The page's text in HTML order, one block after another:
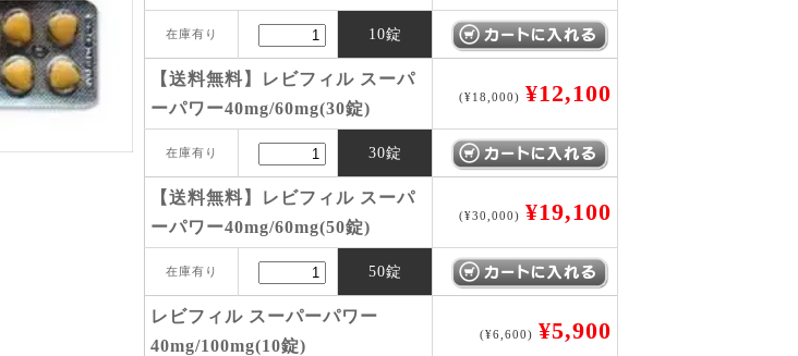
在庫有り 10錠
【送料無料】レビフィル スーパ
ーパワー40mg/60mg(30錠)
(¥18,000) ¥12,100
在庫有り 30錠
【送料無料】レビフィル スーパ
ーパワー40mg/60mg(50錠)
(¥30,000) ¥19,100
在庫有り 50錠
レビフィル スーパーパワー
40mg/100mg(10錠)
(¥6,600) ¥5,900